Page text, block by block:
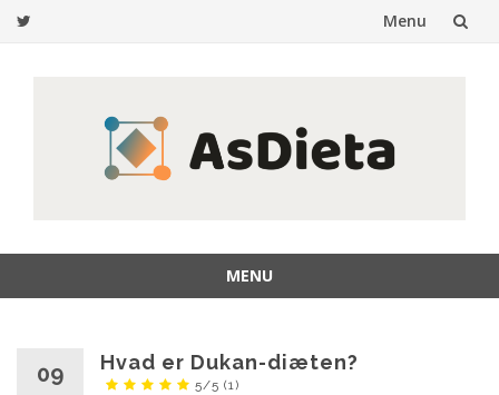
Menu
MENU
09 Hvad er Dukan-diæten?
5/5 (1)